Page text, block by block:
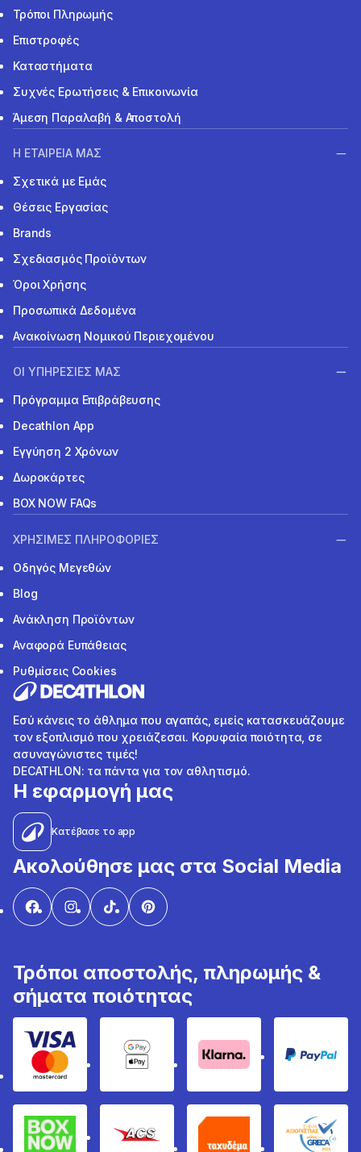
Τρόποι Πληρωμής
Επιστροφές
Καταστήματα
Συχνές Ερωτήσεις & Επικοινωνία
Άμεση Παραλαβή & Αποστολή
Η ΕΤΑΙΡΕΙΑ ΜΑΣ
Σχετικά με Εμάς
Θέσεις Εργασίας
Brands
Σχεδιασμός Προϊόντων
Όροι Χρήσης
Προσωπικά Δεδομένα
Ανακοίνωση Νομικού Περιεχομένου
ΟΙ ΥΠΗΡΕΣΙΕΣ ΜΑΣ
Πρόγραμμα Επιβράβευσης
Decathlon App
Εγγύηση 2 Χρόνων
Δωροκάρτες
BOX NOW FAQs
ΧΡΗΣΙΜΕΣ ΠΛΗΡΟΦΟΡΙΕΣ
Οδηγός Μεγεθών
Blog
Ανάκληση Προϊόντων
Αναφορά Ευπάθειας
Ρυθμίσεις Cookies
Εσύ κάνεις το άθλημα που αγαπάς, εμείς κατασκευάζουμε
τον εξοπλισμό που χρειάζεσαι. Κορυφαία ποιότητα, σε
ασυναγώνιστες τιμές!
DECATHLON: τα πάντα για τον αθλητισμό.
Η εφαρμογή μας
Κατέβασε το app
Ακολούθησε μας στα Social Media
Τρόποι αποστολής, πληρωμής &
σήματα ποιότητας
Visa & MastercardGoogle Pay & Apple Pay
Klarna PayPal
Box Now ACS Ταχυδέμα